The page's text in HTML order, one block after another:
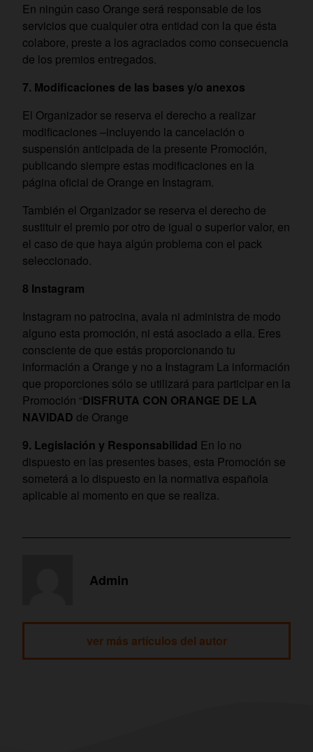
En ningún caso Orange será responsable de los
servicios que cualquier otra entidad con la que ésta
colabore, preste a los agraciados como consecuencia
de los premios entregados.
7. Modificaciones de las bases y/o anexos
El Organizador se reserva el derecho a realizar
modificaciones –incluyendo la cancelación o
suspensión anticipada de la presente Promoción,
publicando siempre estas modificaciones en la
página oficial de Orange en Instagram.
También el Organizador se reserva el derecho de
sustituir el premio por otro de igual o superior valor, en
el caso de que haya algún problema con el pack
seleccionado.
8 Instagram
Instagram no patrocina, avala ni administra de modo
alguno esta promoción, ni está asociado a ella. Eres
consciente de que estás proporcionando tu
información a Orange y no a Instagram La información
que proporciones sólo se utilizará para participar en la
Promoción “DISFRUTA CON ORANGE DE LA
NAVIDAD de Orange
9. Legislación y Responsabilidad En lo no
dispuesto en las presentes bases, esta Promoción se
someterá a lo dispuesto en la normativa española
aplicable al momento en que se realiza.
Admin
ver más artículos del autor